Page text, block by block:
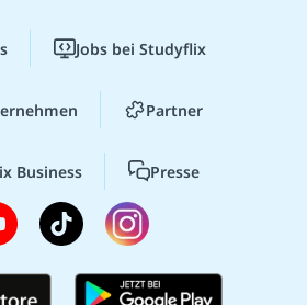
Jobs bei Studyflix
Partner
Business Presse